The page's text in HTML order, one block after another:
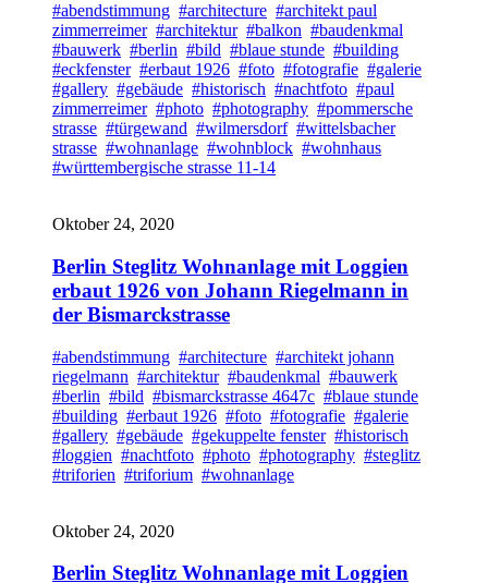
#abendstimmung #architecture #architekt paul
zimmerreimer #architektur #balkon #baudenkmal
#bauwerk #berlin #bild #blaue stunde #building
#eckfenster #erbaut 1926 #foto #fotografie #galerie
#gallery #gebäude #historisch #nachtfoto #paul
zimmerreimer #photo #photography #pommersche
strasse #türgewand #wilmersdorf #wittelsbacher
strasse #wohnanlage #wohnblock #wohnhaus
#württembergische strasse 11-14
Oktober 24, 2020
Berlin Steglitz Wohnanlage mit Loggien
erbaut 1926 von Johann Riegelmann in
der Bismarckstrasse
#abendstimmung #architecture #architekt johann
riegelmann #architektur #baudenkmal #bauwerk
#berlin #bild #bismarckstrasse 4647c #blaue stunde
#building #erbaut 1926 #foto #fotografie #galerie
#gallery #gebäude #gekuppelte fenster #historisch
#loggien #nachtfoto #photo #photography #steglitz
#triforien #triforium #wohnanlage
Oktober 24, 2020
Berlin Steglitz Wohnanlage mit Loggien